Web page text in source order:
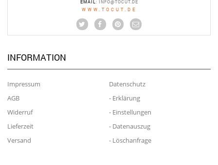
EMAIL : INFO@TOCUT.DE
WWW.TOCUT.DE
INFORMATION
Impressum
AGB
Widerruf
Lieferzeit
Versand
Datenschutz
- Erklärung
- Einstellungen
- Datenauszug
- Löschanfrage